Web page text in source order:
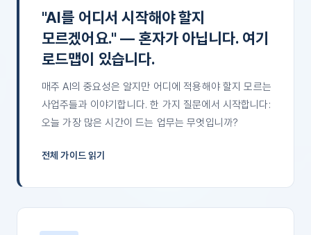
"AI를 어디서 시작해야 할지
모르겠어요." — 혼자가 아닙니다. 여기
로드맵이 있습니다.
매주 AI의 중요성은 알지만 어디에 적용해야 할지 모르는
사업주들과 이야기합니다. 한 가지 질문에서 시작합니다:
오늘 가장 많은 시간이 드는 업무는 무엇입니까?
전체 가이드 읽기